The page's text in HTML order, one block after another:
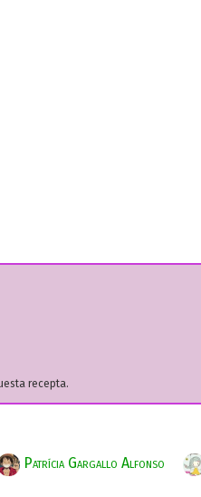
recepta.
Patrícia Gargallo Alfonso